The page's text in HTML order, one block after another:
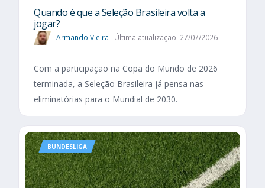
Quando é que a Seleção Brasileira volta a
jogar?
Armando Vieira Última atualização: 27/07/2026
Com a participação na Copa do Mundo de 2026
terminada, a Seleção Brasileira já pensa nas
eliminatórias para o Mundial de 2030.
BUNDESLIGA